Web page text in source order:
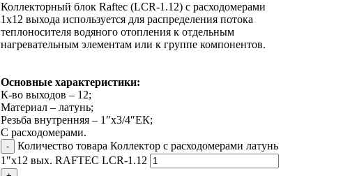
Коллекторный блок Raftec (LCR-1.12) с расходомерами
1х12 выхода используется для распределения потока
теплоносителя водяного отопления к отдельным
нагревательным элементам или к группе компонентов.
Основные характеристики:
К-во выходов – 12;
Материал – латунь;
Резьба внутренняя – 1″х3/4″ЕК;
С расходомерами.
Количество товара Коллектор с расходомерами латунь
1"х12 вых. RAFTEC LCR-1.12